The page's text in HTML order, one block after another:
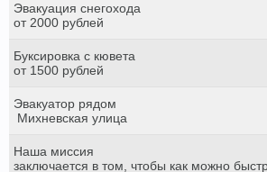
Эвакуация снегохода
от 2000 рублей
Буксировка с кювета
от 1500 рублей
Эвакуатор рядом
Михневская улица
Наша миссия
заключается в том, чтобы как можно